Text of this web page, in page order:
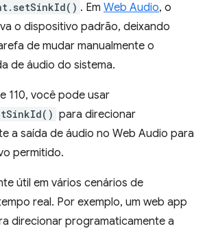
. Em Web Audio, o
o dispositivo padrão, deixando
de mudar manualmente o
de áudio do sistema.
110, você pode usar
para direcionar
a saída de áudio no Web Audio para
permitido.
útil em vários cenários de
real. Por exemplo, um web app
direcionar programaticamente a